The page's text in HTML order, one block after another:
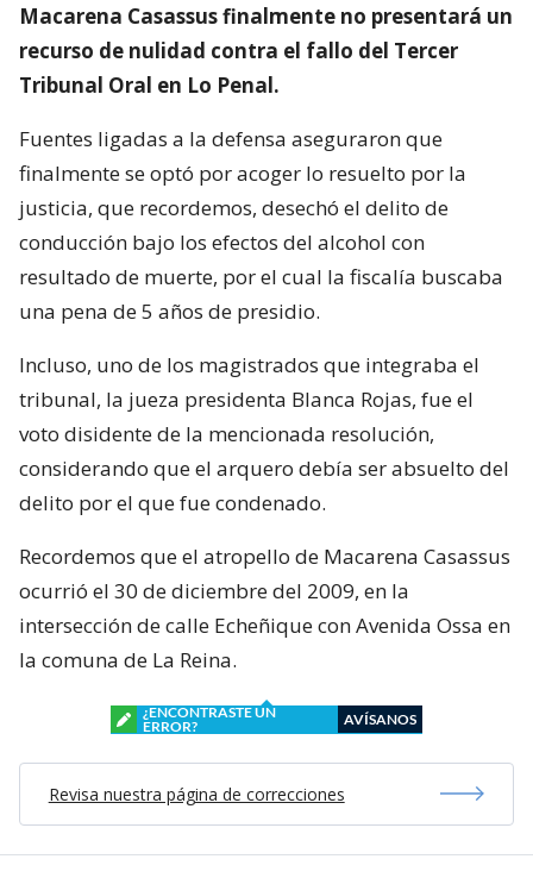
Macarena Casassus finalmente no presentará un
recurso de nulidad contra el fallo del Tercer
Tribunal Oral en Lo Penal.
Fuentes ligadas a la defensa aseguraron que
finalmente se optó por acoger lo resuelto por la
justicia, que recordemos, desechó el delito de
conducción bajo los efectos del alcohol con
resultado de muerte, por el cual la fiscalía buscaba
una pena de 5 años de presidio.
Incluso, uno de los magistrados que integraba el
tribunal, la jueza presidenta Blanca Rojas, fue el
voto disidente de la mencionada resolución,
considerando que el arquero debía ser absuelto del
delito por el que fue condenado.
Recordemos que el atropello de Macarena Casassus
ocurrió el 30 de diciembre del 2009, en la
intersección de calle Echeñique con Avenida Ossa en
la comuna de La Reina.
¿ENCONTRASTE UN
ERROR?
AVÍSANOS
Revisa nuestra página de correcciones